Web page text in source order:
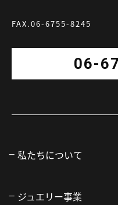
FAX.06-6755-8245
06-
私たちについて
ジュエリー事業